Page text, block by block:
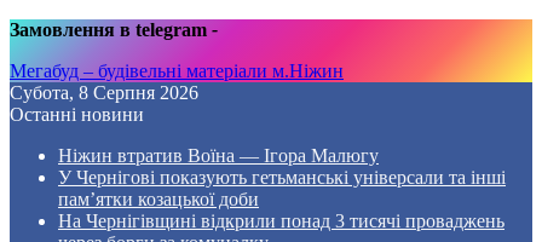
Замовлення в telegram -
Мегабуд – будівельні матеріали м.Ніжин
Субота, 8 Серпня 2026
Останні новини
Ніжин втратив Воїна — Ігора Малюгу
У Чернігові показують гетьманські універсали та інші
пам’ятки козацької доби
На Чернігівщині відкрили понад 3 тисячі проваджень